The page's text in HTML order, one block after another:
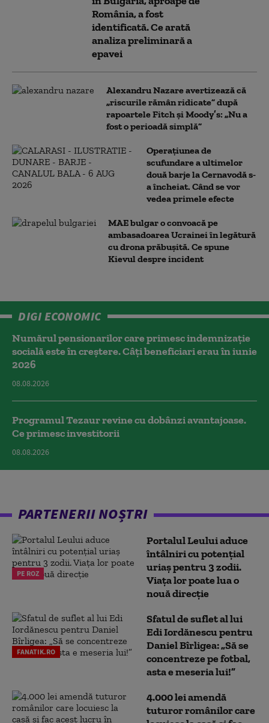
România, a fost
identificată. Ce arată
analiza preliminară a
epavei
Alexandru Nazare avertizează că
„riscurile rămân ridicate” după
rapoartele Fitch și Moody’s: „Nu a
fost o perioadă simplă”
Operațiunea de
scufundare a ultimelor
două barje la Cernavodă s-
a încheiat. Când se vor
vedea primele efecte
MAE bulgar o convoacă pe
ambasadoarea Ucrainei în legătură
cu drona prăbuşită. Ce spune
Kievul despre incident
DIGI ECONOMIC
Numărul pensionarilor care primesc indemnizaţie
socială este în creștere. Câți beneficiari erau în iunie
2026
08.08.2026
Programul Tezaur revine cu dobânzi avantajoase.
Ce primesc investitorii
08.08.2026
PARTENERII NOȘTRI
PE ROZ
Portalul Leului aduce
întâlniri cu potențial
uriaș pentru 3 zodii.
Viața lor poate lua o
nouă direcție
FANATIK.RO
Sfatul de suflet al lui
Edi Iordănescu pentru
Daniel Bîrligea: „Să se
concentreze pe fotbal,
asta e meseria lui!”
4.000 lei amendă
tuturor românilor care